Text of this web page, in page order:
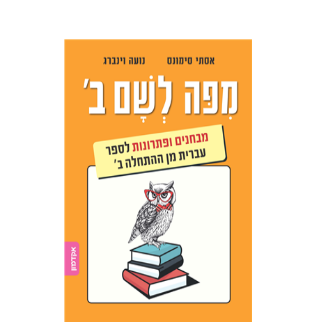
אסתר סימונס נועה וינברג
הנחת אתר ספר מודפס
$25
$22